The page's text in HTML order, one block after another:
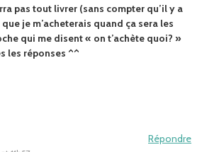
pas tout livrer (sans compter qu’il y a
je m’acheterais quand ça sera les
qui me disent « on t’achète quoi? »
les réponses ^^
Répondre